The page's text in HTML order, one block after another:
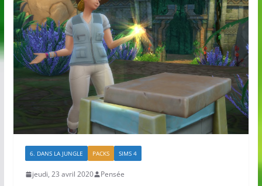
6. DANS LA JUNGLE PACKS SIMS 4
jeudi, 23 avril 2020 Pensée